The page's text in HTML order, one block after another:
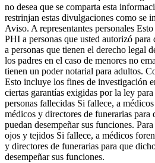
no desea que se comparta esta
restrinjan estas divulgaciones como se
Aviso. A representantes personales
PHI a personas que usted autorizó para
a personas que tienen el derecho legal
los padres en el caso de menores no
tienen un poder notarial para adultos.
Esto incluye los fines de investigación
ciertas garantías exigidas por la ley
personas fallecidas Si fallece, a
médicos y directores de funerarias para
puedan desempeñar sus funciones.
ojos y tejidos Si fallece, a médicos
y directores de funerarias para que
desempeñar sus funciones.